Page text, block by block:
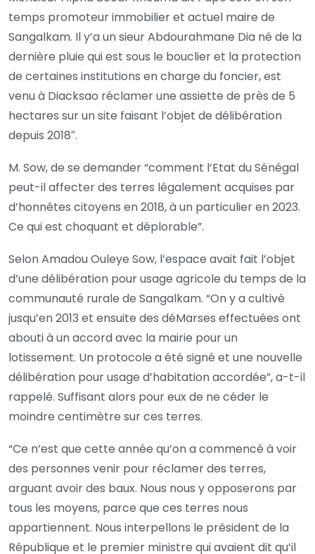
temps promoteur immobilier et actuel maire de
Sangalkam. Il y’a un sieur Abdourahmane Dia né de la
dernière pluie qui est sous le bouclier et la protection
de certaines institutions en charge du foncier, est
venu à Diacksao réclamer une assiette de près de 5
hectares sur un site faisant l’objet de délibération
depuis 2018″.
M. Sow, de se demander “comment l’Etat du Sénégal
peut-il affecter des terres légalement acquises par
d’honnêtes citoyens en 2018, à un particulier en 2023.
Ce qui est choquant et déplorable”.
Selon Amadou Ouleye Sow, l’espace avait fait l’objet
d’une délibération pour usage agricole du temps de la
communauté rurale de Sangalkam. “On y a cultivé
jusqu’en 2013 et ensuite des déMarses effectuées ont
abouti à un accord avec la mairie pour un
lotissement. Un protocole a été signé et une nouvelle
délibération pour usage d’habitation accordée”, a-t-il
rappelé. Suffisant alors pour eux de ne céder le
moindre centimètre sur ces terres.
“Ce n’est que cette année qu’on a commencé à voir
des personnes venir pour réclamer des terres,
arguant avoir des baux. Nous nous y opposerons par
tous les moyens, parce que ces terres nous
appartiennent. Nous interpellons le président de la
République et le premier ministre qui avaient dit qu’il